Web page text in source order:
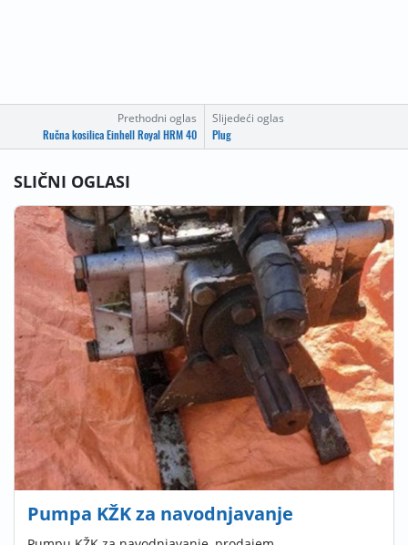
Prethodni oglas
Ručna kosilica Einhell Royal HRM 40
Slijedeći oglas
Plug
SLIČNI OGLASI
Pumpa KŽK za navodnjavanje